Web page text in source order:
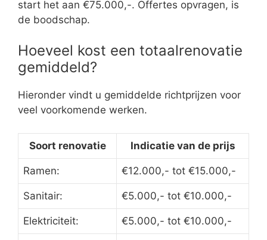
start het aan €75.000,-. Offertes opvragen, is
de boodschap.
Hoeveel kost een totaalrenovatie
gemiddeld?
Hieronder vindt u gemiddelde richtprijzen voor
veel voorkomende werken.
Soort renovatie Indicatie van de prijs
Ramen: €12.000,- tot €15.000,-
Sanitair: €5.000,- tot €10.000,-
Elektriciteit: €5.000,- tot €10.000,-